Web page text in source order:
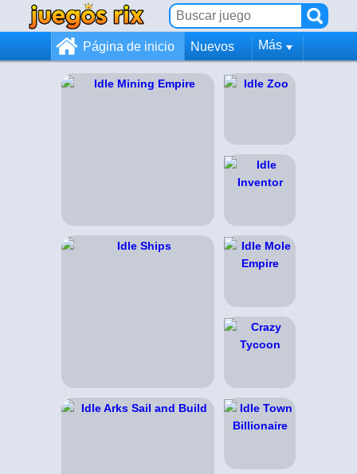
Página de inicio Nuevos Más